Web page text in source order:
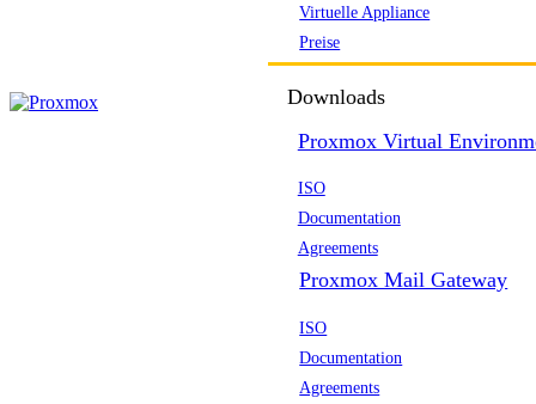
Virtuelle Appliance
Preise
Downloads
Proxmox Virtual
ISO
Documentation
Agreements
Proxmox Mail Gateway
ISO
Documentation
Agreements